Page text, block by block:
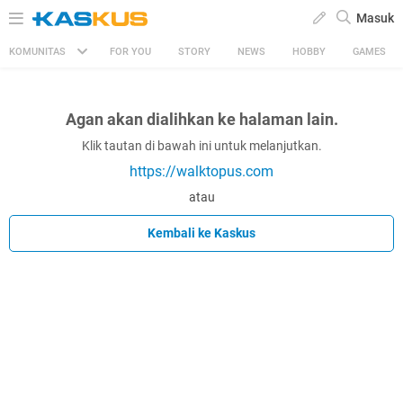
Masuk
KOMUNITAS FOR YOU STORY NEWS HOBBY GAMES
Agan akan dialihkan ke halaman lain.
Klik tautan di bawah ini untuk melanjutkan.
https://walktopus.com
atau
Kembali ke Kaskus